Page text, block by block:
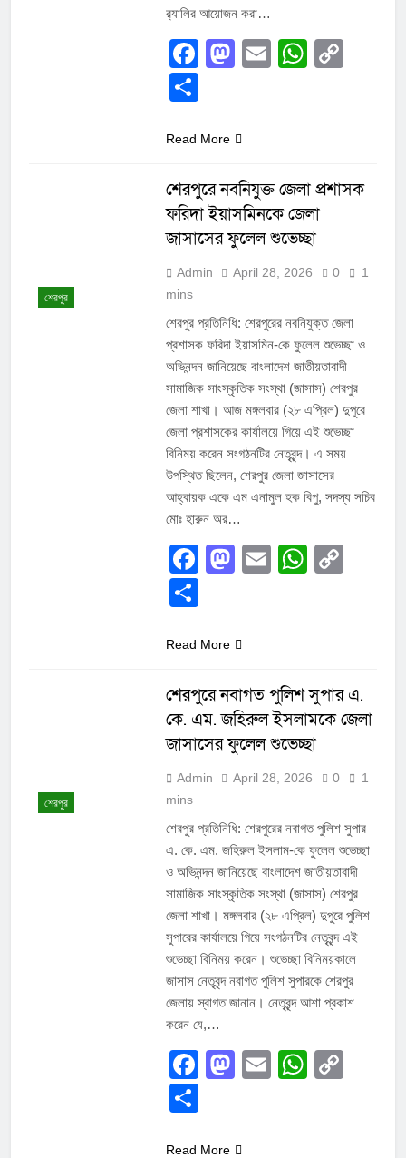
র‍্যালির আয়োজন করা…
Facebook
Mastodon
Email
Read More
শেরপুর
শেরপুরে নবনিযুক্ত জেলা প্রশাসক
ফরিদা ইয়াসমিনকে জেলা
জাসাসের ফুলেল শুভেচ্ছা
Admin April 28, 2026 0
1
mins
শেরপুর প্রতিনিধি: শেরপুরের নবনিযুক্ত জেলা
প্রশাসক ফরিদা ইয়াসমিন-কে ফুলেল শুভেচ্ছা ও
অভিনন্দন জানিয়েছে বাংলাদেশ জাতীয়তাবাদী
সামাজিক সাংস্কৃতিক সংস্থা (জাসাস) শেরপুর
জেলা শাখা। আজ মঙ্গলবার (২৮ এপ্রিল) দুপুরে
জেলা প্রশাসকের কার্যালয়ে গিয়ে এই শুভেচ্ছা
বিনিময় করেন সংগঠনটির নেতৃবৃন্দ। এ সময়
উপস্থিত ছিলেন, শেরপুর জেলা জাসাসের
আহ্বায়ক একে এম এনামুল হক বিপু, সদস্য সচিব
মোঃ হারুন অর…
Facebook
Mastodon
Email
Read More
শেরপুর
শেরপুরে নবাগত পুলিশ সুপার এ.
কে. এম. জহিরুল ইসলামকে জেলা
জাসাসের ফুলেল শুভেচ্ছা
Admin April 28, 2026 0
1
mins
শেরপুর প্রতিনিধি: ​শেরপুরের নবাগত পুলিশ সুপার
এ. কে. এম. জহিরুল ইসলাম-কে ফুলেল শুভেচ্ছা
ও অভিনন্দন জানিয়েছে বাংলাদেশ জাতীয়তাবাদী
সামাজিক সাংস্কৃতিক সংস্থা (জাসাস) শেরপুর
জেলা শাখা। মঙ্গলবার (২৮ এপ্রিল) দুপুরে পুলিশ
সুপারের কার্যালয়ে গিয়ে সংগঠনটির নেতৃবৃন্দ এই
শুভেচ্ছা বিনিময় করেন। ​শুভেচ্ছা বিনিময়কালে
জাসাস নেতৃবৃন্দ নবাগত পুলিশ সুপারকে শেরপুর
জেলায় স্বাগত জানান। নেতৃবৃন্দ আশা প্রকাশ
করেন যে,…
Facebook
Mastodon
Email
Read More